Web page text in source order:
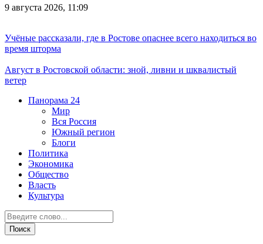
9 августа 2026, 11:09
Учёные рассказали, где в Ростове опаснее всего находиться во
время шторма
Август в Ростовской области: зной, ливни и шквалистый
ветер
Панорама 24
Мир
Вся Россия
Южный регион
Блоги
Политика
Экономика
Общество
Власть
Культура